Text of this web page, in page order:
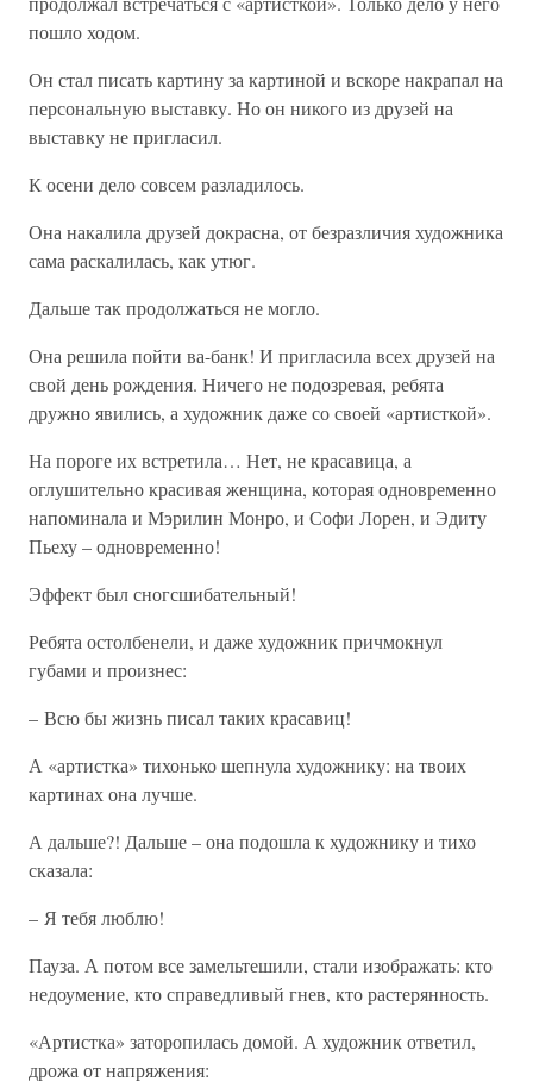
пошло ходом.
Он стал писать картину за картиной и вскоре накрапал на
персональную выставку. Но он никого из друзей на
выставку не пригласил.
К осени дело совсем разладилось.
Она накалила друзей докрасна, от безразличия художника
сама раскалилась, как утюг.
Дальше так продолжаться не могло.
Она решила пойти ва-банк! И пригласила всех друзей на
свой день рождения. Ничего не подозревая, ребята
дружно явились, а художник даже со своей «артисткой».
На пороге их встретила… Нет, не красавица, а
оглушительно красивая женщина, которая одновременно
напоминала и Мэрилин Монро, и Софи Лорен, и Эдиту
Пьеху – одновременно!
Эффект был сногсшибательный!
Ребята остолбенели, и даже художник причмокнул
губами и произнес:
– Всю бы жизнь писал таких красавиц!
А «артистка» тихонько шепнула художнику: на твоих
картинах она лучше.
А дальше?! Дальше – она подошла к художнику и тихо
сказала:
– Я тебя люблю!
Пауза. А потом все замельтешили, стали изображать: кто
недоумение, кто справедливый гнев, кто растерянность.
«Артистка» заторопилась домой. А художник ответил,
дрожа от напряжения: